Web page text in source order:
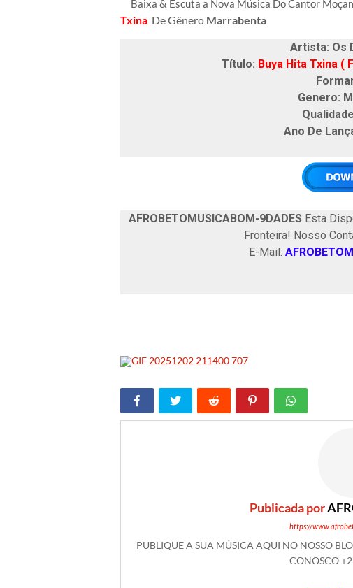
Baixa & Escuta a Nova Música Do Cantor
Txina De Gênero Marrabenta
Artista: Os
Título: Buya Hita Txina (
Genero:
Ano De
AFROBETOMUSICABOM-9DADES Esta
Fronteira! Nosso
E-Mail:
Publicada por
https://
PUBLIQUE A SUA MÚSICA AQUI NO NOSSO
CONOSCO